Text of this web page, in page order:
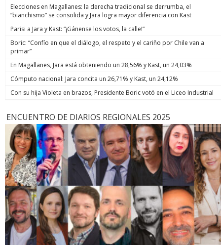
Elecciones en Magallanes: la derecha tradicional se derrumba, el
“bianchismo” se consolida y Jara logra mayor diferencia con Kast
Parisi a Jara y Kast: “¡Gánense los votos, la calle!”
Boric: “Confío en que el diálogo, el respeto y el cariño por Chile van a
primar”
En Magallanes, Jara está obteniendo un 28,56% y Kast, un 24,03%
Cómputo nacional: Jara concita un 26,71% y Kast, un 24,12%
Con su hija Violeta en brazos, Presidente Boric votó en el Liceo Industrial
ENCUENTRO DE DIARIOS REGIONALES 2025